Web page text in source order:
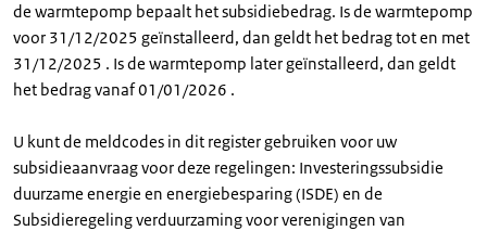
de warmtepomp bepaalt het subsidiebedrag. Is de warmtepomp
voor 31/12/2025 geïnstalleerd, dan geldt het bedrag tot en met
31/12/2025 . Is de warmtepomp later geïnstalleerd, dan geldt
het bedrag vanaf 01/01/2026 .
U kunt de meldcodes in dit register gebruiken voor uw
subsidieaanvraag voor deze regelingen: Investeringssubsidie
duurzame energie en energiebesparing (ISDE) en de
Subsidieregeling verduurzaming voor verenigingen van